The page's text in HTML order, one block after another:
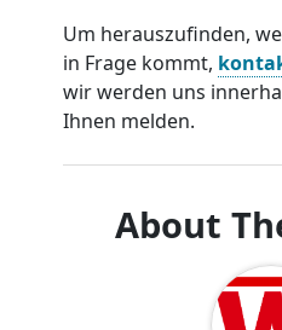
Um herauszufinden,
in Frage kommt,
wir werden uns
Ihnen melden.
About